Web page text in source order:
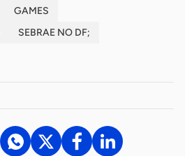
GAMES
SEBRAE NO DF;